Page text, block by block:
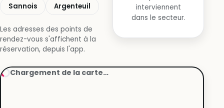
Sannois
Argenteuil
Les adresses des points de
rendez-vous s'affichent à la
réservation, depuis l'app.
interviennent
dans le secteur.
Chargement de la carte…